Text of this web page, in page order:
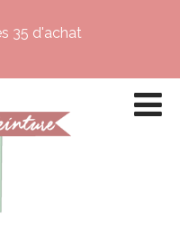
35 d'achat